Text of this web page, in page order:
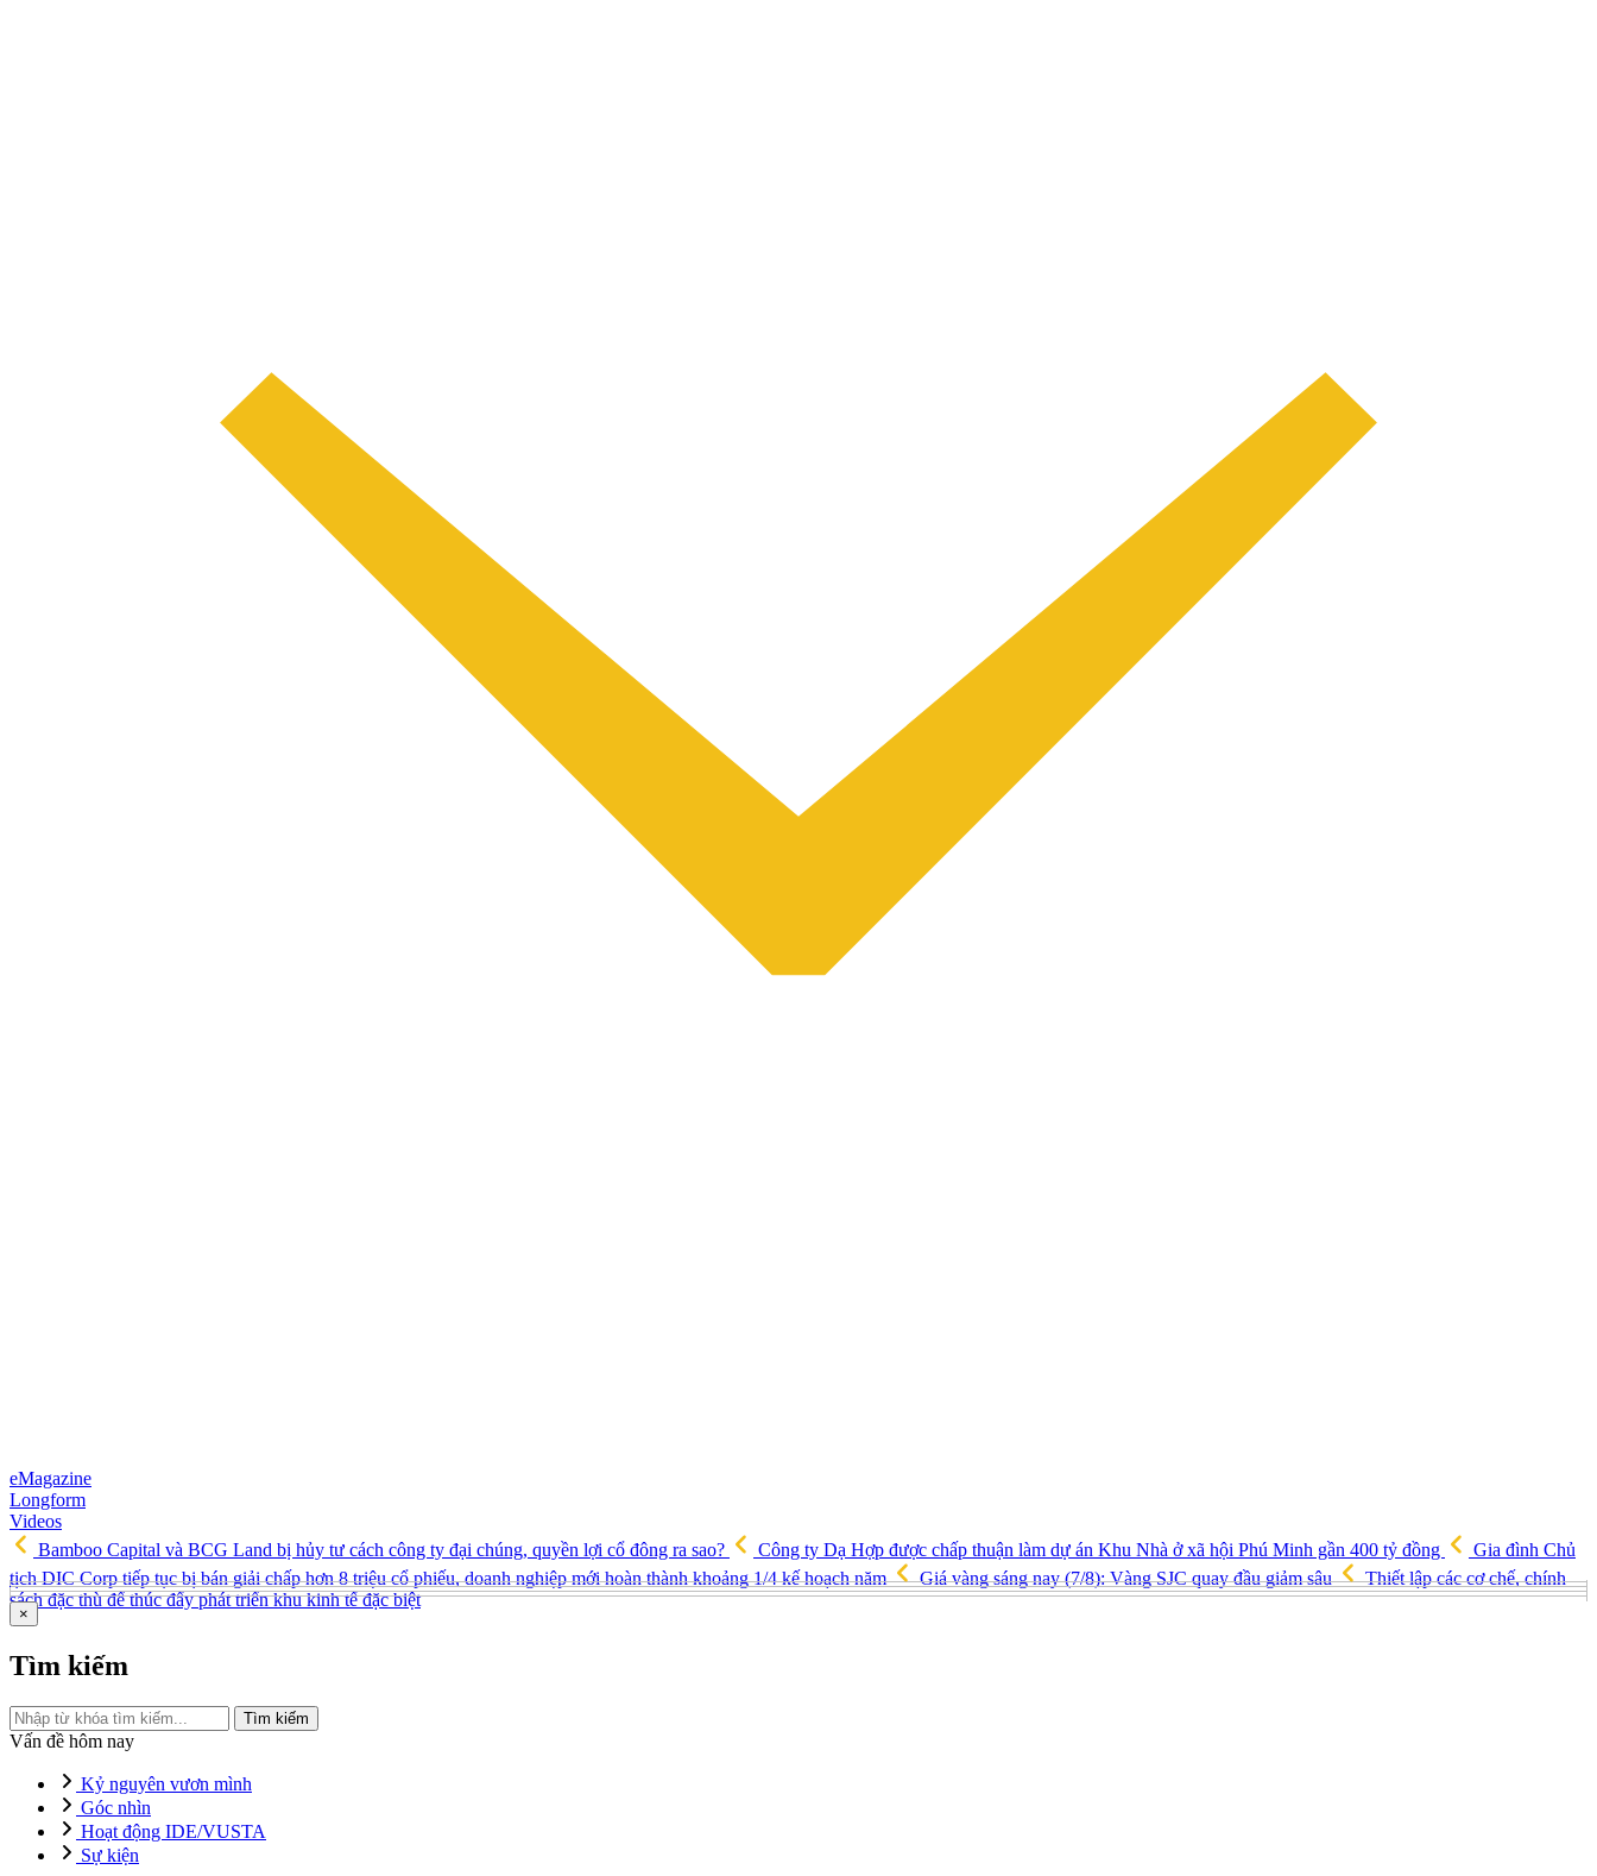
eMagazine
Longform
Videos
Bamboo Capital và BCG Land bị hủy tư cách công ty đại chúng, quyền lợi cổ đông ra sao?
Công ty Dạ Hợp được chấp thuận làm dự án Khu Nhà ở xã hội Phú Minh gần 400 tỷ đồng
Gia đình Chủ
tịch DIC Corp tiếp tục bị bán giải chấp hơn 8 triệu cổ phiếu, doanh nghiệp mới hoàn thành khoảng 1/4 kế hoạch năm
Giá vàng sáng nay (7/8): Vàng SJC quay đầu giảm sâu
Thiết lập các cơ chế, chính
sách đặc thù để thúc đẩy phát triển khu kinh tế đặc biệt
×
Tìm kiếm
Tìm kiếm
Vấn đề hôm nay
Kỷ nguyên vươn mình
Góc nhìn
Hoạt động IDE/VUSTA
Sự kiện